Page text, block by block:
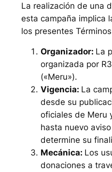
La realización de una
esta campaña implica
los presentes
Organizador: La
organizada por
(«Meru»).
Vigencia: La
desde su
oficiales de Meru
hasta nuevo
determine su
Mecánica: Los
donaciones a